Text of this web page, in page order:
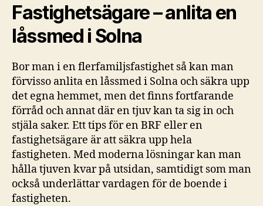
Fastighetsägare – anlita en
låssmed i Solna
Bor man i en flerfamiljsfastighet så kan man
förvisso anlita en låssmed i Solna och säkra upp
det egna hemmet, men det finns fortfarande
förråd och annat där en tjuv kan ta sig in och
stjäla saker. Ett tips för en BRF eller en
fastighetsägare är att säkra upp hela
fastigheten. Med moderna lösningar kan man
hålla tjuven kvar på utsidan, samtidigt som man
också underlättar vardagen för de boende i
fastigheten.